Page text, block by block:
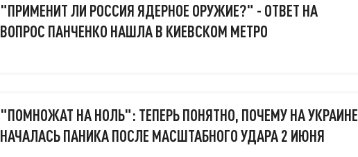
"ПРИМЕНИТ ЛИ РОССИЯ ЯДЕРНОЕ ОРУЖИЕ?" - ОТВЕТ НА
ВОПРОС ПАНЧЕНКО НАШЛА В КИЕВСКОМ МЕТРО
"ПОМНОЖАТ НА НОЛЬ": ТЕПЕРЬ ПОНЯТНО, ПОЧЕМУ НА УКРАИНЕ
НАЧАЛАСЬ ПАНИКА ПОСЛЕ МАСШТАБНОГО УДАРА 2 ИЮНЯ